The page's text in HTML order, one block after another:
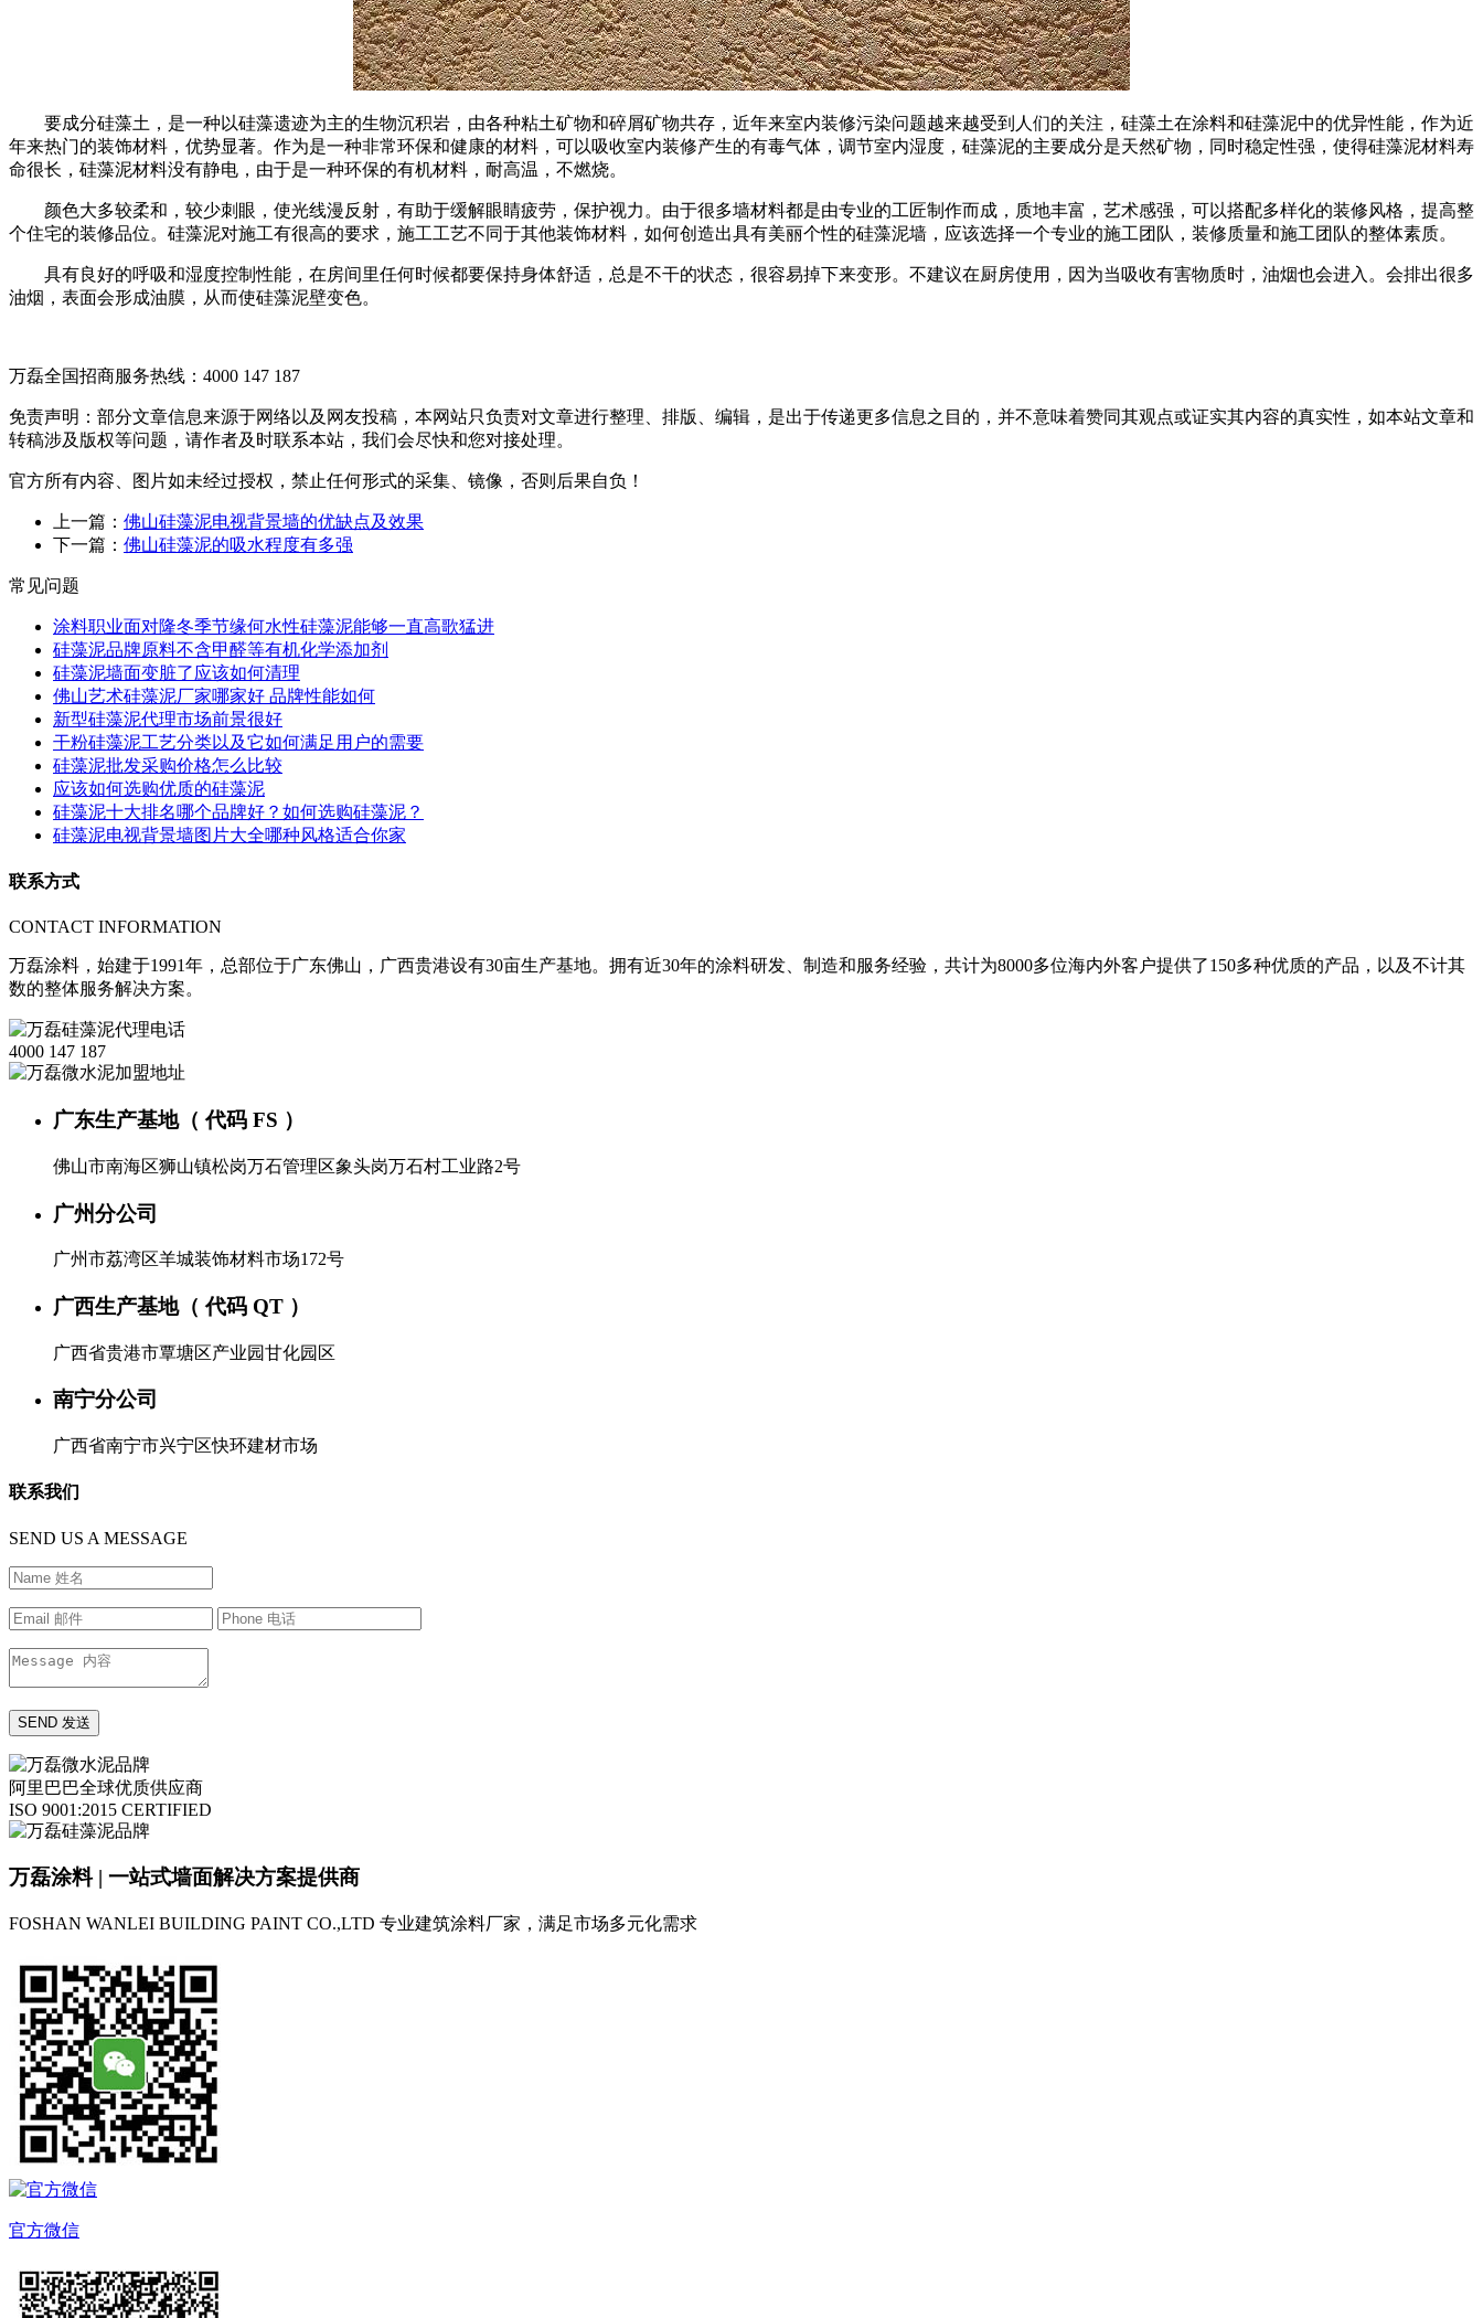
要成分硅藻土，是一种以硅藻遗迹为主的生物沉积岩，由各种粘土矿物和碎屑矿物共存，近年来室内装修污染问题越来越受到人们的关注，硅藻土在涂料和硅藻泥中的优异性能，作为近
年来热门的装饰材料，优势显著。作为是一种非常环保和健康的材料，可以吸收室内装修产生的有毒气体，调节室内湿度，硅藻泥的主要成分是天然矿物，同时稳定性强，使得硅藻泥材料寿
命很长，硅藻泥材料没有静电，由于是一种环保的有机材料，耐高温，不燃烧。
颜色大多较柔和，较少刺眼，使光线漫反射，有助于缓解眼睛疲劳，保护视力。由于很多墙材料都是由专业的工匠制作而成，质地丰富，艺术感强，可以搭配多样化的装修风格，提高整
个住宅的装修品位。硅藻泥对施工有很高的要求，施工工艺不同于其他装饰材料，如何创造出具有美丽个性的硅藻泥墙，应该选择一个专业的施工团队，装修质量和施工团队的整体素质。
具有良好的呼吸和湿度控制性能，在房间里任何时候都要保持身体舒适，总是不干的状态，很容易掉下来变形。不建议在厨房使用，因为当吸收有害物质时，油烟也会进入。会排出很多
油烟，表面会形成油膜，从而使硅藻泥壁变色。
万磊全国招商服务热线： 4000 147 187
免责声明：部分文章信息来源于网络以及网友投稿，本网站只负责对文章进行整理、排版、编辑，是出于传递更多信息之目的，并不意味着赞同其观点或证实其内容的真实性，如本站文章和
转稿涉及版权等问题，请作者及时联系本站，我们会尽快和您对接处理。
官方所有内容、图片如未经过授权，禁止任何形式的采集、镜像，否则后果自负！
上一篇： 佛山硅藻泥电视背景墙的优缺点及效果
下一篇： 佛山硅藻泥的吸水程度有多强
常见问题
涂料职业面对隆冬季节缘何水性硅藻泥能够一直高歌猛进
硅藻泥品牌原料不含甲醛等有机化学添加剂
硅藻泥墙面变脏了应该如何清理
佛山艺术硅藻泥厂家哪家好 品牌性能如何
新型硅藻泥代理市场前景很好
干粉硅藻泥工艺分类以及它如何满足用户的需要
硅藻泥批发采购价格怎么比较
应该如何选购优质的硅藻泥
硅藻泥十大排名哪个品牌好？如何选购硅藻泥？
硅藻泥电视背景墙图片大全哪种风格适合你家
联系方式
CONTACT INFORMATION
万磊涂料，始建于1991年，总部位于广东佛山，广西贵港设有30亩生产基地。拥有近30年的涂料研发、制造和服务经验，共计为8000多位海内外客户提供了150多种优质的产品，以及不计其
数的整体服务解决方案。
4000 147 187
广东生产基地（ 代码 FS ）
佛山市南海区狮山镇松岗万石管理区象头岗万石村工业路2号
广州分公司
广州市荔湾区羊城装饰材料市场172号
广西生产基地（ 代码 QT ）
广西省贵港市覃塘区产业园甘化园区
南宁分公司
广西省南宁市兴宁区快环建材市场
联系我们
SEND US A MESSAGE
阿里巴巴全球优质供应商
ISO 9001:2015 CERTIFIED
万磊涂料 | 一站式墙面解决方案提供商
FOSHAN WANLEI BUILDING PAINT CO.,LTD 专业建筑涂料厂家，满足市场多元化需求
官方微信